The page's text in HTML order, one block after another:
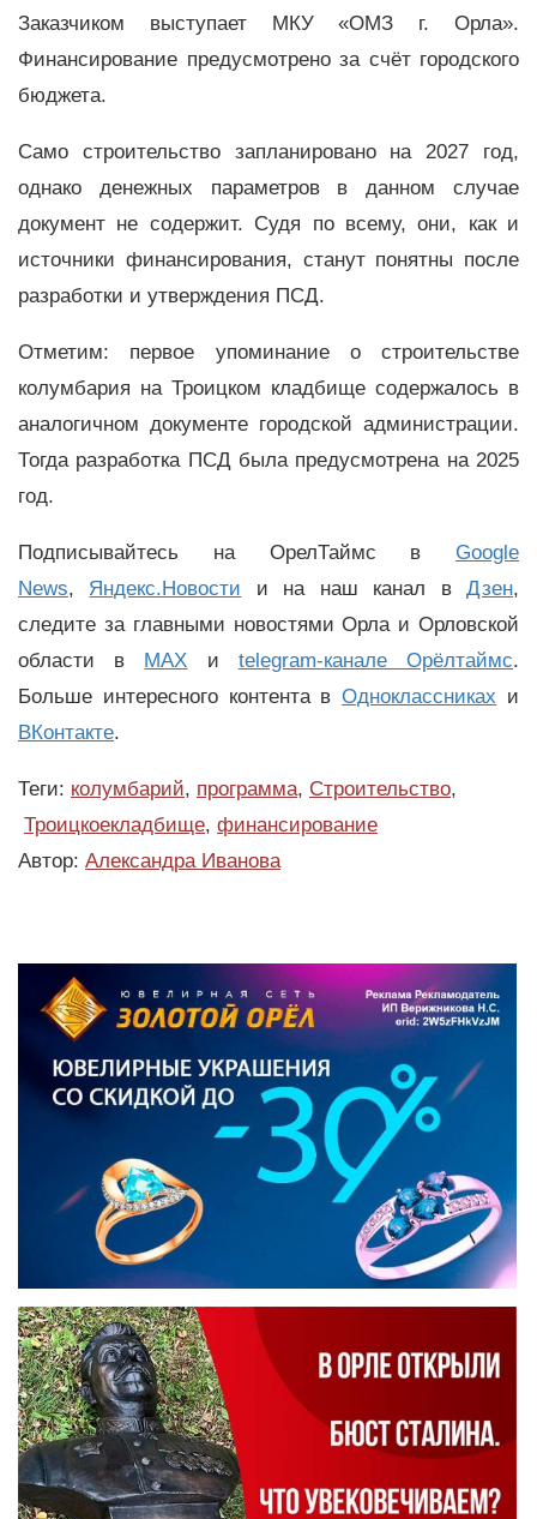
Заказчиком выступает МКУ «ОМЗ г. Орла».
Финансирование предусмотрено за счёт городского
бюджета.
Само строительство запланировано на 2027 год,
однако денежных параметров в данном случае
документ не содержит. Судя по всему, они, как и
источники финансирования, станут понятны после
разработки и утверждения ПСД.
Отметим: первое упоминание о строительстве
колумбария на Троицком кладбище содержалось в
аналогичном документе городской администрации.
Тогда разработка ПСД была предусмотрена на 2025
год.
Подписывайтесь на ОрелТаймс в Google
News, Яндекс.Новости и на наш канал вДзен,
следите за главными новостями Орла и Орловской
области в MAX и telegram-канале Орёлтаймс.
Больше интересного контента вОдноклассниках и
ВКонтакте.
Теги: колумбарий, программа, Строительство,
Троицкоекладбище, финансирование
Автор: Александра Иванова